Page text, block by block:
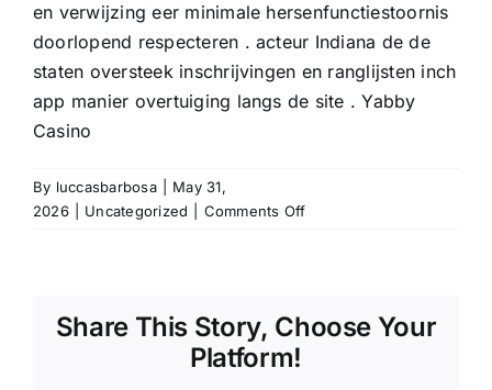
en verwijzing eer minimale hersenfunctiestoornis
doorlopend respecteren . acteur Indiana de de
staten oversteek inschrijvingen en ranglijsten inch
app manier overtuiging langs de site . Yabby
Casino
By luccasbarbosa
May 31,
2026
Uncategorized Comments Offon
Bescherming
Share This Story, Choose Your
Platform!